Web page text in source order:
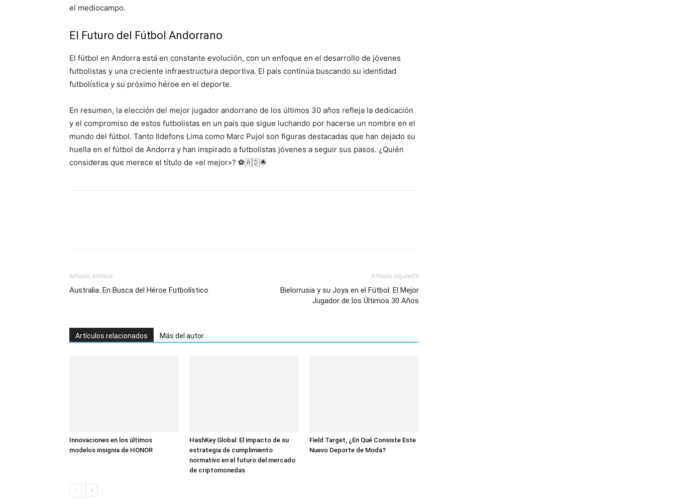
el mediocampo.
El Futuro del Fútbol Andorrano
El fútbol en Andorra está en constante evolución, con un enfoque en el desarrollo de jóvenes
futbolistas y una creciente infraestructura deportiva. El país continúa buscando su identidad
futbolística y su próximo héroe en el deporte.
En resumen, la elección del mejor jugador andorrano de los últimos 30 años refleja la dedicación
y el compromiso de estos futbolistas en un país que sigue luchando por hacerse un nombre en el
mundo del fútbol. Tanto Ildefons Lima como Marc Pujol son figuras destacadas que han dejado su
huella en el fútbol de Andorra y han inspirado a futbolistas jóvenes a seguir sus pasos. ¿Quién
consideras que merece el título de «el mejor»? ⚽🇦🇩🌟
Artículo anterior
Australia: En Busca del Héroe Futbolístico
Artículo siguiente
Bielorrusia y su Joya en el Fútbol: El Mejor
Jugador de los Últimos 30 Años
Artículos relacionados Más del autor
Innovaciones en los últimos
modelos insignia de HONOR
HashKey Global: El impacto de su
estrategia de cumplimiento
normativo en el futuro del mercado
de criptomonedas
Field Target, ¿En Qué Consiste Este
Nuevo Deporte de Moda?